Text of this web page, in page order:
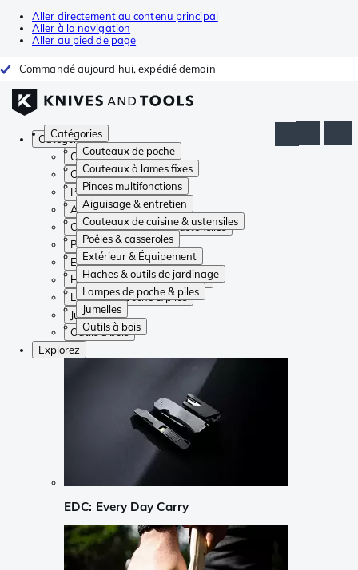
Aller directement au contenu principal
Aller à la navigation
Aller au pied de page
Commandé aujourd'hui, expédié demain
Catégories
Couteaux de poche
Couteaux à lames fixes
Pinces multifonctions
Aiguisage & entretien
Couteaux de cuisine & ustensiles
Poêles & casseroles
Extérieur & Équipement
Haches & outils de jardinage
Lampes de poche & piles
Jumelles
Outils à bois
Catégories
Couteaux de poche
Couteaux à lames fixes
Pinces multifonctions
Aiguisage & entretien
Couteaux de cuisine & ustensiles
Poêles & casseroles
Extérieur & Équipement
Haches & outils de jardinage
Lampes de poche & piles
Jumelles
Outils à bois
Explorez
EDC: Every Day Carry